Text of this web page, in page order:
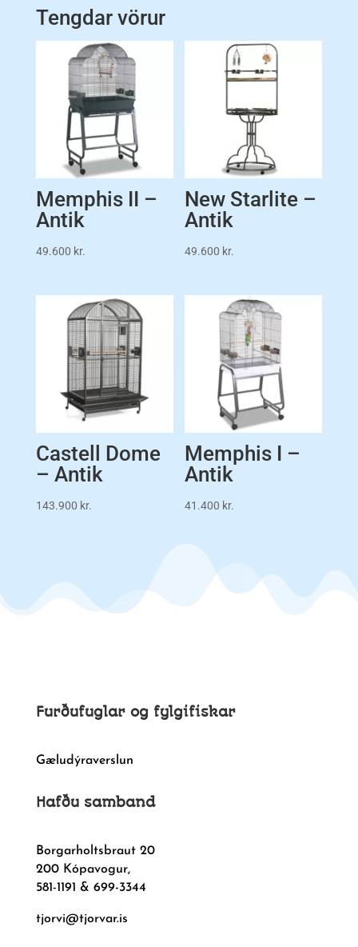
Tengdar vörur
Memphis II –
Antik
49.600 kr.
New Starlite –
Antik
49.600 kr.
Castell Dome
– Antik
143.900 kr.
Memphis I –
Antik
41.400 kr.
Furðufuglar og fylgifiskar
Gæludýraverslun
Hafðu samband
Borgarholtsbraut 20
200 Kópavogur,
581-1191 & 699-3344
tjorvi@tjorvar.is